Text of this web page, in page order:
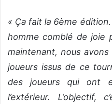
« Ça fait la 6ème édition.
homme comblé de joie
maintenant, nous
joueurs issus de ce
des joueurs qui ont
l’extérieur.